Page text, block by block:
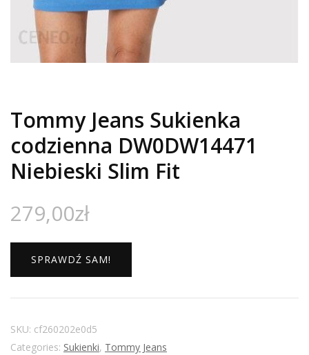
Tommy Jeans Sukienka
codzienna DW0DW14471
Niebieski Slim Fit
279,00zł
SPRAWDŹ SAM!
SKU: cf260202e0d5
Categories: Sukienki, Tommy Jeans